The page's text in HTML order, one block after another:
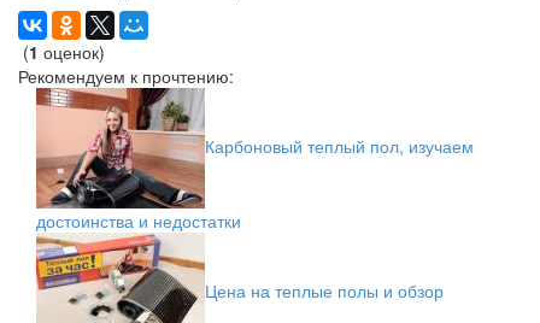
(1 оценок)
Рекомендуем к прочтению:
Карбоновый теплый пол, изучаем
достоинства и недостатки
Цена на теплые полы и обзор